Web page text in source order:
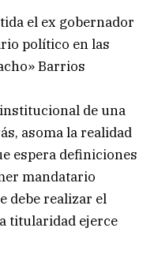
el ex gobernador
político en las
Barrios
de una
asoma la realidad
espera definiciones
mandatario
debe realizar el
titularidad ejerce